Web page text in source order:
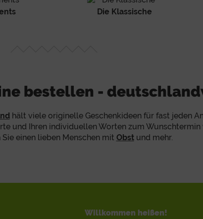
Die Klassische
bestellen -
hält viele originelle Geschenkideen für fast jeden
und Ihren individuellen Worten zum Wunschtermin
einen lieben Menschen mit Obstund mehr.
Willkommen heißen!